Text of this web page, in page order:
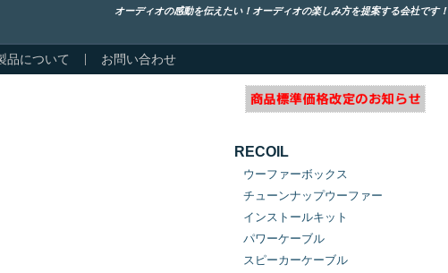
オーディオの感動を伝えたい！オーディオの楽しみ方を提案する会社です！
品について お問い合わせ
RECOIL
ウーファーボックス
チューンナップウーファー
インストールキット
パワーケーブル
スピーカーケーブル